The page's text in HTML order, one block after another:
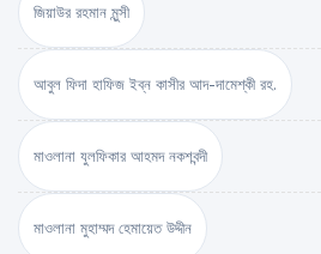
জিয়াউর রহমান মুন্সী
আবুল ফিদা হাফিজ ইব্‌ন কাসীর আদ-দামেশ্‌কী রহ.
মাওলানা যুলফিকার আহমদ নকশবন্দী
মাওলানা মুহাম্মদ হেমায়েত উদ্দীন